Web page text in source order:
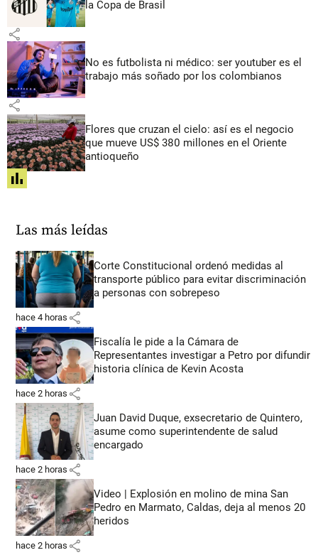
la Copa de Brasil
share
No es futbolista ni médico: ser youtuber es el
trabajo más soñado por los colombianos
share
Flores que cruzan el cielo: así es el negocio
que mueve US$ 380 millones en el Oriente
antioqueño
share
Las más leídas
Corte Constitucional ordenó medidas al
transporte público para evitar discriminación
a personas con sobrepeso
hace 4 horas share
Fiscalía le pide a la Cámara de
Representantes investigar a Petro por difundir
historia clínica de Kevin Acosta
hace 2 horas share
Juan David Duque, exsecretario de Quintero,
asume como superintendente de salud
encargado
hace 2 horas share
Video | Explosión en molino de mina San
Pedro en Marmato, Caldas, deja al menos 20
heridos
hace 2 horas share